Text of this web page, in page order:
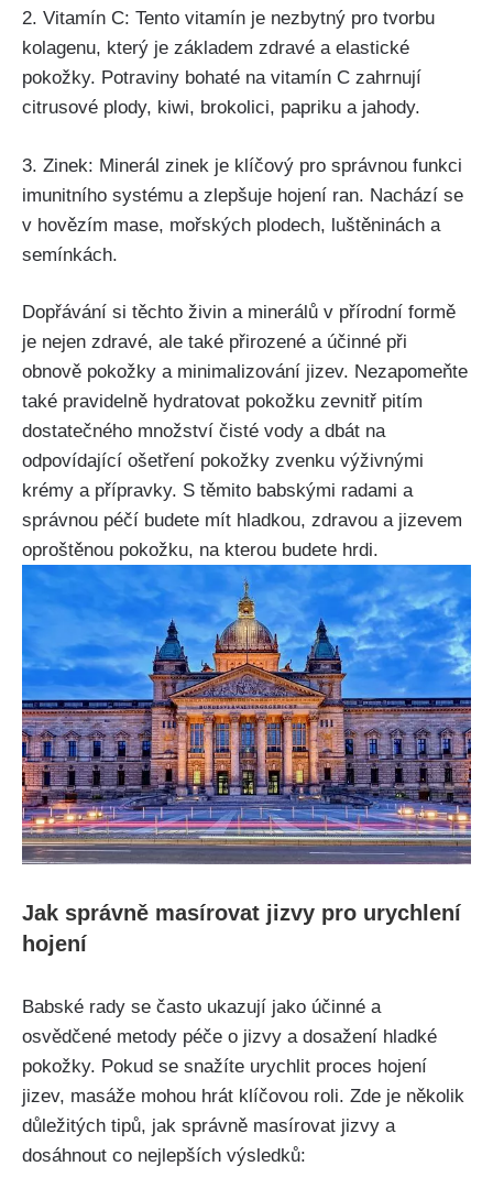
2. Vitamín C: Tento​ vitamín je nezbytný pro ‌tvorbu
kolagenu, ⁢který je základem zdravé a elastické
pokožky.‌ Potraviny bohaté na vitamín C zahrnují
citrusové ​plody, kiwi, brokolici, papriku a jahody.
3. Zinek: Minerál zinek⁤ je klíčový pro správnou funkci ​
imunitního systému a zlepšuje hojení ran. Nachází ⁢se
v​ hovězím mase, mořských plodech, luštěninách a
⁣semínkách.
Dopřávání si‌ těchto ⁢živin a minerálů v přírodní formě
je nejen zdravé, ale také přirozené​ a účinné​ při
obnově pokožky a ​minimalizování jizev. Nezapomeňte
také‍ pravidelně hydratovat pokožku ⁤zevnitř pitím
dostatečného⁣ množství čisté​ vody⁤ a dbát⁣ na
odpovídající ⁣ošetření​ pokožky zvenku výživnými
krémy a přípravky. ​S těmito babskými radami a
správnou‌ péčí budete mít hladkou, zdravou a ‌jizevem
⁢oproštěnou pokožku,⁢ na ⁤kterou budete hrdi.
Jak správně masírovat⁣ jizvy pro‌ urychlení
hojení
Babské ⁢rady se ​často ukazují jako účinné a
osvědčené metody ⁢péče ‌o jizvy a dosažení hladké
pokožky. Pokud se ⁤snažíte urychlit proces hojení
jizev, masáže mohou hrát klíčovou roli. Zde je několik
důležitých‍ tipů, jak správně masírovat jizvy a
dosáhnout⁤ co nejlepších výsledků: